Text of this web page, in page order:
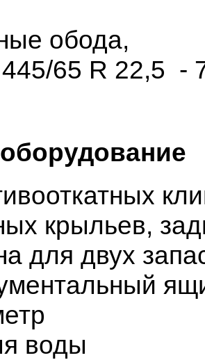
обода,
65 R 22,5 -
крыльев,
для двух
воды